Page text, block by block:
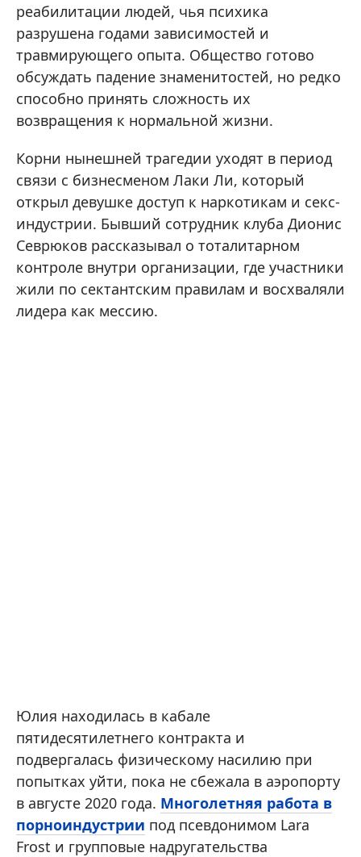
реабилитации людей, чья психика
разрушена годами зависимостей и
травмирующего опыта. Общество готово
обсуждать падение знаменитостей, но редко
способно принять сложность их
возвращения к нормальной жизни.
Корни нынешней трагедии уходят в период
связи с бизнесменом Лаки Ли, который
открыл девушке доступ к наркотикам и секс-
индустрии. Бывший сотрудник клуба Дионис
Севрюков рассказывал о тоталитарном
контроле внутри организации, где участники
жили по сектантским правилам и восхваляли
лидера как мессию.
Юлия находилась в кабале
пятидесятилетнего контракта и
подвергалась физическому насилию при
попытках уйти, пока не сбежала в аэропорту
в августе 2020 года. Многолетняя работа в
порноиндустрии под псевдонимом Lara
Frost и групповые надругательства